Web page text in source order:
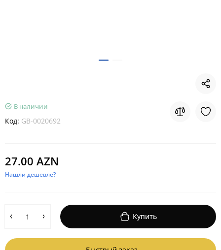
В наличии
Код: GB-0020692
27.00 AZN
Нашли дешевле?
Купить